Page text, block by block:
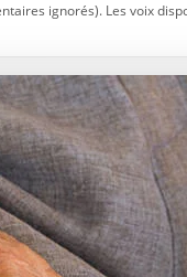
ignorés). Les voix